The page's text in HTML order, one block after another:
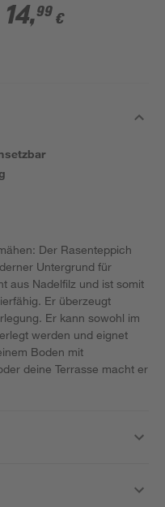
14,99 €
Der Rasenteppich
Untergrund für
aus Nadelfilz und ist somit
Er überzeugt
Er kann sowohl im
werden und eignet
Boden mit
deine Terrasse macht er